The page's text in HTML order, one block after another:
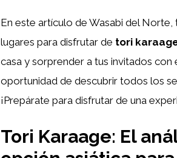
En este artículo de Wasabi del
lugares para disfrutar de tori
casa y sorprender a tus invitados
oportunidad de descubrir todos los
¡Prepárate para disfrutar de una
Tori Karaage: El